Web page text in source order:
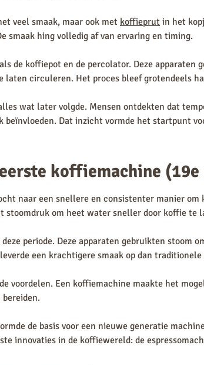
veel smaak, maar ook met koffieprut in het
smaak hing volledig af van ervaring en timing.
de koffiepot en de percolator. Deze apparaten
circuleren. Het proces bleef grotendeels
wat later volgde. Mensen ontdekten dat
beïnvloeden. Dat inzicht vormde het startpunt
koffiemachine (19e
naar een snellere en consistenter manier om
stoomdruk om heet water sneller door koffie te
periode. Deze apparaten gebruikten stoom
een krachtigere smaak op dan
voordelen. Een koffiemachine maakte het
de basis voor een nieuwe generatie
innovaties in de koffiewereld: de